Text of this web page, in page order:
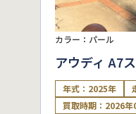
カラー：パール
アウディ A7
年式：2025年
買取時期：2026年